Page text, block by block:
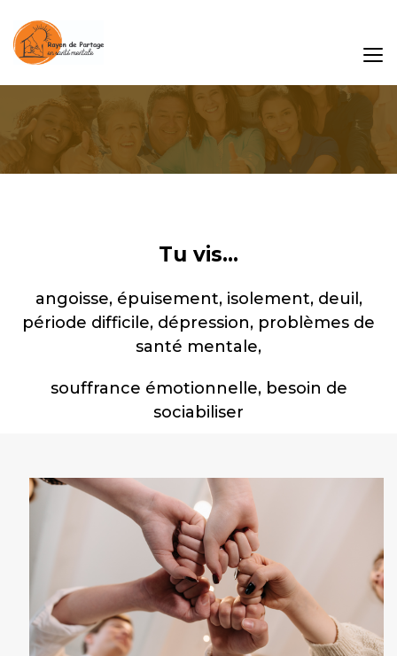
Tu vis...
angoisse, épuisement, isolement, deuil,
période difficile, dépression, problèmes de
santé mentale,
souffrance émotionnelle, besoin de
sociabiliser